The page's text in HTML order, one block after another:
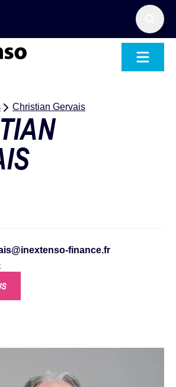
Christian Gervais
finance.fr